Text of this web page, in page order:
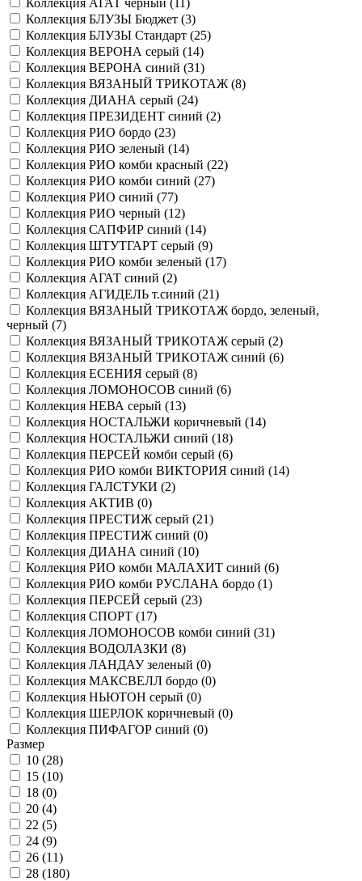
Коллекция АГАТ черный (
)
Коллекция БЛУЗЫ Бюджет (3)
Коллекция БЛУЗЫ Стандарт (25)
Коллекция ВЕРОНА серый (14)
Коллекция ВЕРОНА синий (31)
Коллекция ВЯЗАНЫЙ ТРИКОТАЖ (8)
Коллекция ДИАНА серый (24)
Коллекция ПРЕЗИДЕНТ синий (2)
Коллекция РИО бордо (23)
Коллекция РИО зеленый (14)
Коллекция РИО комби красный (22)
Коллекция РИО комби синий (27)
Коллекция РИО синий (77)
Коллекция РИО черный (12)
Коллекция САПФИР синий (14)
Коллекция ШТУТГАРТ серый (9)
Коллекция РИО комби зеленый (17)
Коллекция АГАТ синий (2)
Коллекция АГИДЕЛЬ т.синий (21)
Коллекция ВЯЗАНЫЙ ТРИКОТАЖ бордо, зеленый,
черный (7)
Коллекция ВЯЗАНЫЙ ТРИКОТАЖ серый (2)
Коллекция ВЯЗАНЫЙ ТРИКОТАЖ синий (6)
Коллекция ЕСЕНИЯ серый (8)
Коллекция ЛОМОНОСОВ синий (6)
Коллекция НЕВА серый (13)
Коллекция НОСТАЛЬЖИ коричневый (14)
Коллекция НОСТАЛЬЖИ синий (18)
Коллекция ПЕРСЕЙ комби серый (6)
Коллекция РИО комби ВИКТОРИЯ синий (14)
Коллекция ГАЛСТУКИ (2)
Коллекция АКТИВ (0)
Коллекция ПРЕСТИЖ серый (21)
Коллекция ПРЕСТИЖ синий (0)
Коллекция ДИАНА синий (10)
Коллекция РИО комби МАЛАХИТ синий (6)
Коллекция РИО комби РУСЛАНА бордо (1)
Коллекция ПЕРСЕЙ серый (23)
Коллекция СПОРТ (17)
Коллекция ЛОМОНОСОВ комби синий (31)
Коллекция ВОДОЛАЗКИ (8)
Коллекция ЛАНДАУ зеленый (0)
Коллекция МАКСВЕЛЛ бордо (0)
Коллекция НЬЮТОН серый (0)
Коллекция ШЕРЛОК коричневый (0)
Коллекция ПИФАГОР синий (0)
Размер
10 (28)
15 (10)
18 (0)
20 (4)
22 (5)
24 (9)
26 (11)
28 (180)